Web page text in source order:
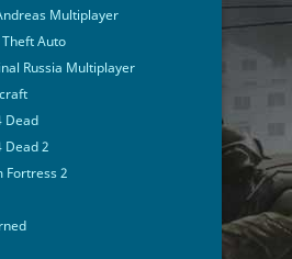
Multiplayer
Auto
Russia Multiplayer
Dead
Dead 2
Fortress 2